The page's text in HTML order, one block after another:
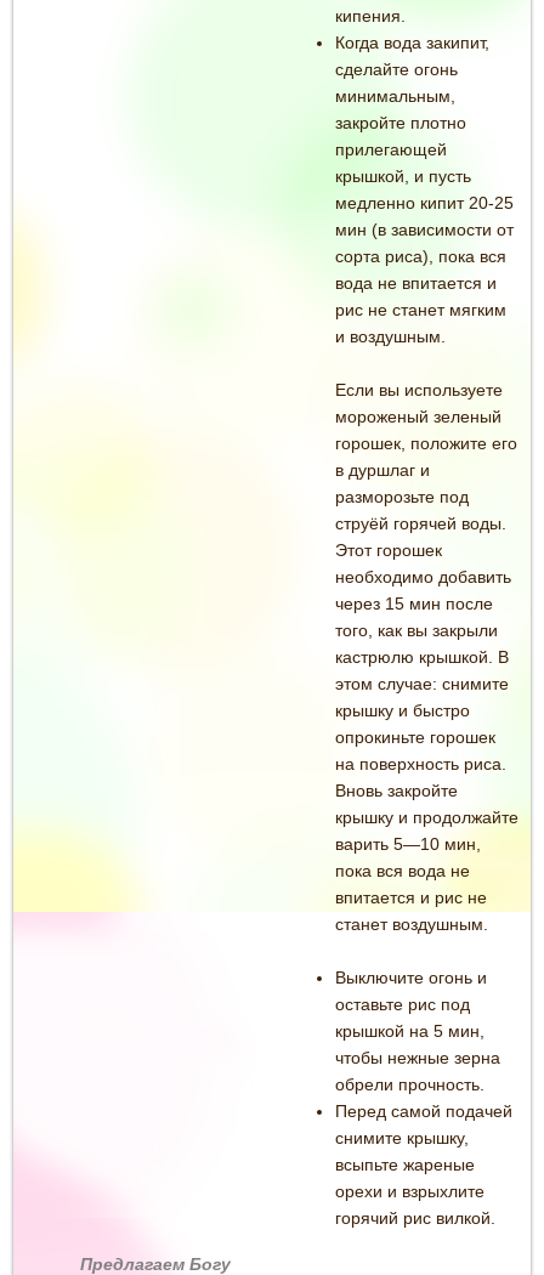
кипения.
Когда вода закипит,
сделайте огонь
минимальным,
закройте плотно
прилегающей
крышкой, и пусть
медленно кипит 20-25
мин (в зависимости от
сорта риса), пока вся
вода не впитается и
рис не станет мягким
и воздушным.
Если вы используете
мороженый зеленый
горошек, положите его
в дуршлаг и
разморозьте под
струёй горячей воды.
Этот горошек
необходимо добавить
через 15 мин после
того, как вы закрыли
кастрюлю крышкой. В
этом случае: снимите
крышку и быстро
опрокиньте горошек
на поверхность риса.
Вновь закройте
крышку и продолжайте
варить 5—10 мин,
пока вся вода не
впитается и рис не
станет воздушным.
Выключите огонь и
оставьте рис под
крышкой на 5 мин,
чтобы нежные зерна
обрели прочность.
Перед самой подачей
снимите крышку,
всыпьте жареные
орехи и взрыхлите
горячий рис вилкой.
Предлагаем Богу